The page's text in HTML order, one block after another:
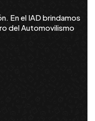
En el IAD brindamos
del Automovilismo